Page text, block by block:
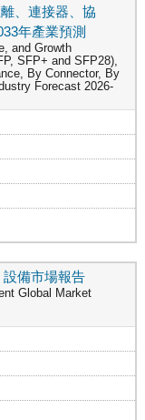
、連接器、協
年產業預測
and Growth
SFP+ and SFP28),
By Connector, By
Forecast 2026-
備市場報告
Global Market